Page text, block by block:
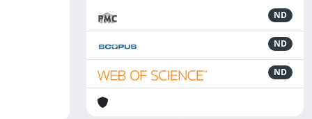
ND
ND
ND